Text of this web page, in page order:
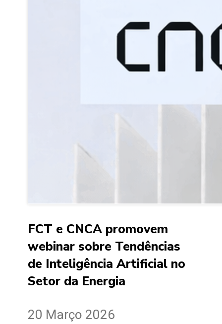
FCT e CNCA promovem
webinar sobre Tendências
de Inteligência Artificial no
Setor da Energia
20 Março 2026